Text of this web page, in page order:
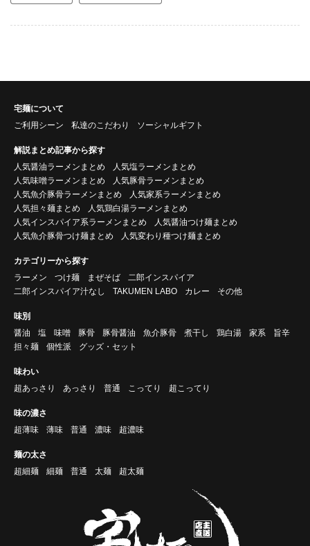
宅麺について
ご利用シーン
私達のこだわり ソーシャルギフト
解説まとめ記事から探す
人気醤油ラーメンまとめ
人気塩ラーメンまとめ
人気味噌ラーメンまとめ
人気豚骨ラーメンまとめ
人気魚介豚骨ラーメンまとめ
人気家系ラーメンまとめ
人気担々麺まとめ
人気鶏白湯ラーメンまとめ
人気インスパイア系ラーメンまとめ
人気醤油つけ麺まとめ
人気魚介豚骨つけ麺まとめ
人気変わり種つけ麺まとめ
カテゴリーから探す
ラーメン
つけ麺 まぜそば
二郎インスパイア
二郎インスパイア汁なし
TAKUMEN LABO カレー その他
味別
醤油
塩 味噌 豚骨 豚骨醤油 魚介豚骨 煮干し 鶏白湯 家系
旨辛
担々麺
個性派 グッズ・セット
味わい
超あっさり
あっさり 普通 こってり 超こってり
味の濃さ
超薄味
薄味 普通 濃味 超濃味
麺の太さ
超細麺
細麺 普通 太麺 超太麺